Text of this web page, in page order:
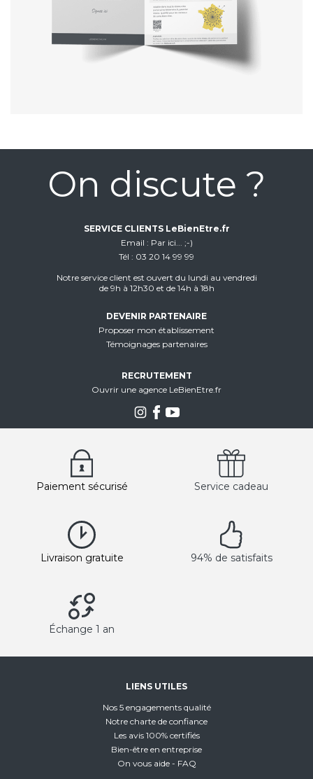
On discute ?
SERVICE CLIENTS LeBienEtre.fr
Email
Par ici... ;-)
Tél
03 20 14 99 99
Notre service client est ouvert du lundi au vendredi
de 9h à 12h30 et de 14h à 18h
DEVENIR PARTENAIRE
Proposer mon établissement
Témoignages partenaires
RECRUTEMENT
Ouvrir une agence LeBienEtre.fr
Paiement sécurisé Service cadeau
Livraison gratuite 94% de satisfaits
Échange 1 an
LIENS UTILES
Nos 5 engagements qualité
Notre charte de confiance
Les avis 100% certifiés
Bien-être en entreprise
On vous aide - FAQ